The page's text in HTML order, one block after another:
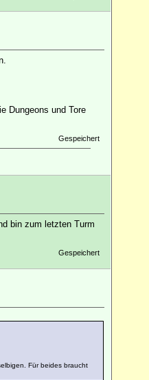
Dungeons und Tore
Gespeichert
bin zum letzten Turm
Gespeichert
Für beides braucht